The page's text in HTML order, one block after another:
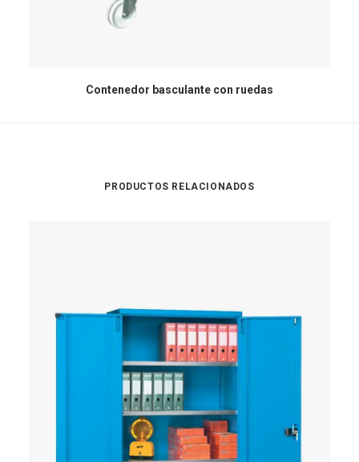
Contenedor basculante con ruedas
PRODUCTOS RELACIONADOS